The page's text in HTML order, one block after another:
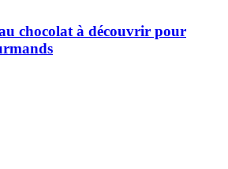
chocolat à découvrir pour